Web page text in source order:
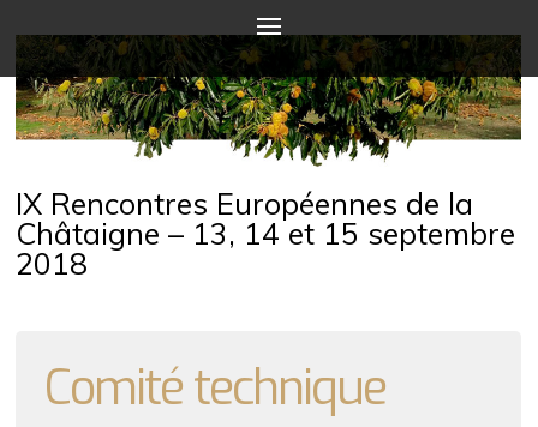
IX Rencontres Européennes de la
Châtaigne – 13, 14 et 15 septembre
2018
Comité technique